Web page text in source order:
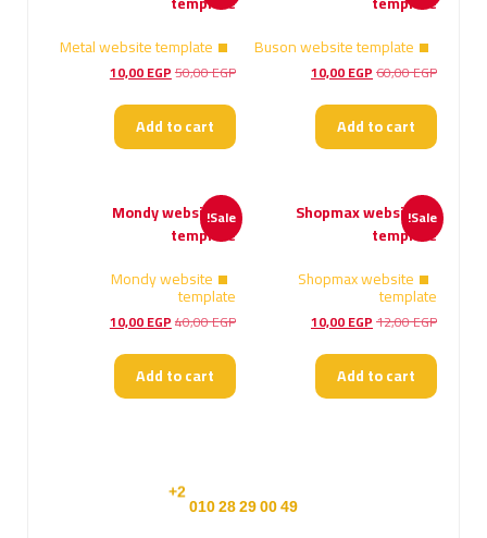
Metal website template
50,00EGP
Original
was:
50,00 EGP.
10,00EGP
Current
Add to cart
Buson website template
60,00EGP
Original
was:
60,00 EGP.
10,00EGP
Current
Add to cart
Sale!
Mondy website
template
40,00EGP
Original
was:
40,00 EGP.
10,00EGP
Current
Add to cart
Sale!
Shopmax website
template
12,00EGP
Original
was:
12,00 EGP.
10,00EGP
Current
Add to cart
28
010
2+